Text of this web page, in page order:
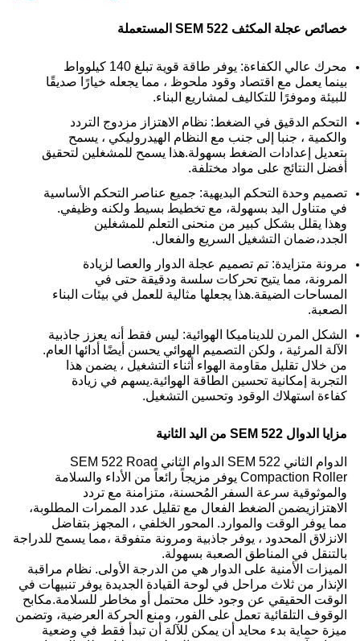
خصائص عجلة المكثف SEM 522 المستعملة
محرك عالي الكفاءة: يوفر طاقة قوية تبلغ 140 كيلوواط
بينما يعمل مع اقتصاد وقود ملحوظ ، مما يجعله خيارًا صديقًا
للبيئة وموفرًا للتكاليف لمشاريع البناء.
التحكم الدقيق في الضغط: نظام الاهتزاز مزدوج التردد
والكمية ، جنبا إلى جنب مع النظام الهيدروليكي ، يسمح
بتعديل إعدادات الضغط بسهولة.هذا يسمح للمشغلين لتحقيق
أفضل النتائج على مواد مختلفة.
تصميم وحدة التحكم البديهية: جميع عناصر التحكم الأساسية
في متناول اليد بسهولة، مع تخطيط بسيط ولكنه وظيفي.
وهذا يقلل بشكل كبير من منحنى التعلم للمشغلين
الجدد،ضمان التشغيل السريع والفعال.
مرونة متزايدة: تم تصميم عجلة الدوار والعصا لزيادة
المرونة، مما يتيح تحركات سلسة ودقيقة حتى في
المساحات الضيقة.هذا يجعلها مثالية للعمل في بيئات البناء
الصعبة.
الشكل المرن للديناميكا الهوائية: ليس فقط أنه يعزز جاذبية
الآلة المرئية ، ولكن التصميم الهوائي يحسن أيضًا أدائها العام.
من خلال تقليل مقاومة الهواء أثناء التشغيل ، يضمن هذا
التجربة إمكانية تحسين الطاقة الهوائية.يسهم في زيادة
كفاءة استهلاك الوقود وتحسين التشغيل.
مزايا الدوال SEM 522 من اليد الثانية
الدوام الثاني SEM 522 الدوام الثاني SEM 522 Road
Compaction Roller يوفر مزيجاً رائعاً من الأداء والسلامة
والموثوقية سرعة السفر المُحسنة، متزامنة مع تردد
الاهتزازيضمن الضغط الفعال مع تقليل عدد الممرات المطلوبة،
مما يوفر الوقت والموارد. المحور الخلفي ، المجهز بتفاضل
الانزلاق المحدود ، يوفر جاذبية ومرونة متفوقة ،مما يسمح للدراجة
بالتنقل في المناطق الصعبة بسهولة.
الميزات الأمنية على الدوار هي من الدرجة الأولى. نظام مراقبة
الإنذار من ثلاث مراحل في لوحة القيادة الجديدة يوفر تنبيهات في
الوقت الحقيقي عن وجود خلل محتمل أو مخاطر للسلامة.مكابح
الوقوف التلقائية تعمل على الفور، ومنع الحركة العرضية، وتضمن
ميزة حماية بدء محايد أن يمكن للآلة أن تبدأ فقط في وضعية